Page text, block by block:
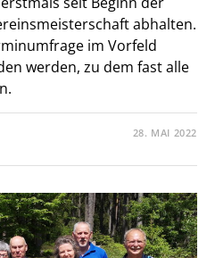
abhalten.
im Vorfeld
werden, zu dem fast alle
28. MAI 2022